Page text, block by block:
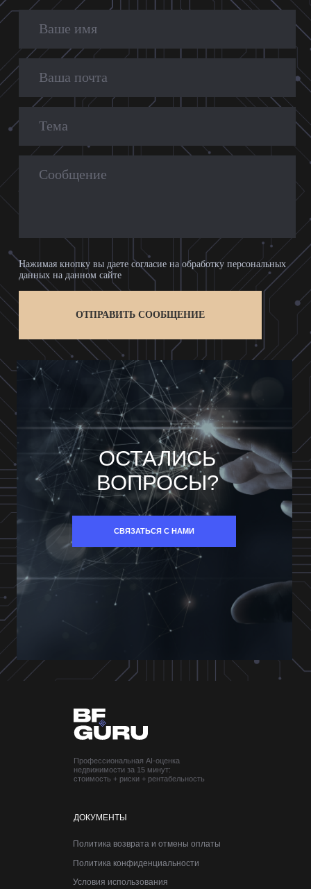
Профессиональная AI-оценка
недвижимости за 15 минут:
стоимость + риски + рентабельность
ДОКУМЕНТЫ
Политика возврата и отмены оплаты
Политика конфиденциальности
Условия использования